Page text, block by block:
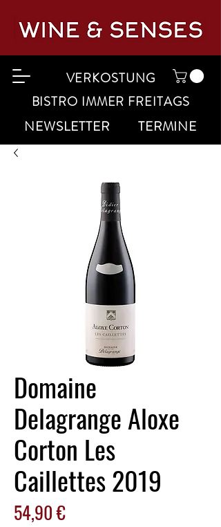
VERKOSTUNG
BISTRO IMMER FREITAGS
NEWSLETTER TERMINE
Domaine
Delagrange Aloxe
Corton Les
Caillettes 2019
54,90 €Preis